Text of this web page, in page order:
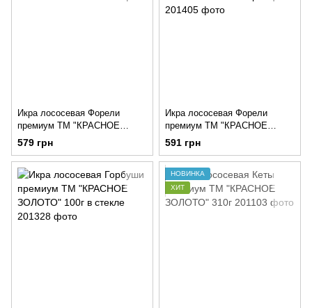
Икра лососевая Форели
премиум ТМ "КРАСНОЕ
ЗОЛОТО" 100г
579 грн
Икра лососевая Форели
премиум ТМ "КРАСНОЕ
ЗОЛОТО" 100г в коробці
591 грн
НОВИНКА
ХИТ